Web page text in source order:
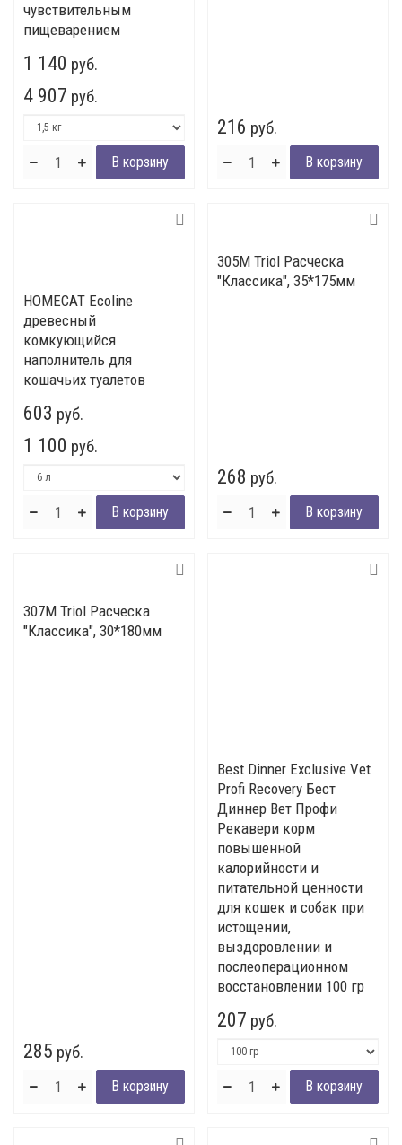
чувствительным
пищеварением
1 140 руб.
4 907 руб.
216 руб.
HOMECAT Ecoline
древесный
комкующийся
наполнитель для
кошачьих туалетов
603 руб.
1 100 руб.
305М Triol Расческа
"Классика", 35*175мм
268 руб.
307М Triol Расческа
"Классика", 30*180мм
285 руб.
Best Dinner Exclusive Vet
Profi Recovery Бест
Диннер Вет Профи
Рекавери корм
повышенной
калорийности и
питательной ценности
для кошек и собак при
истощении,
выздоровлении и
послеоперационном
восстановлении 100 гр
207 руб.